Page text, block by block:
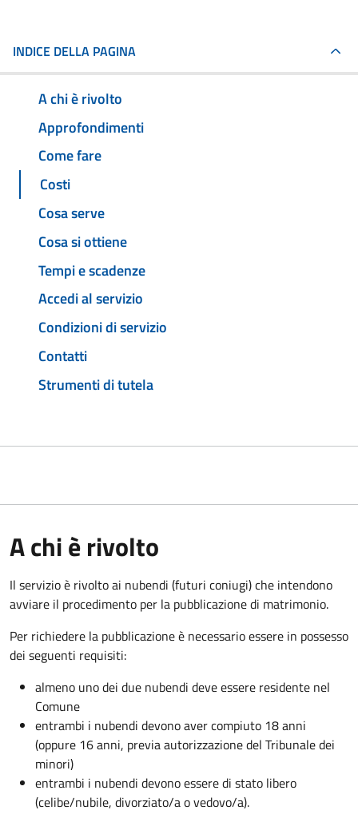
INDICE DELLA PAGINA
A chi è rivolto
Approfondimenti
Come fare
Costi
Cosa serve
Cosa si ottiene
Tempi e scadenze
Accedi al servizio
Condizioni di servizio
Contatti
Strumenti di tutela
A chi è rivolto
Il servizio è rivolto ai nubendi (futuri coniugi) che intendono
avviare il procedimento per la pubblicazione di matrimonio.
Per richiedere la pubblicazione è necessario essere in possesso
dei seguenti requisiti:
almeno uno dei due nubendi deve essere residente nel
Comune
entrambi i nubendi devono aver compiuto 18 anni
(oppure 16 anni, previa autorizzazione del Tribunale dei
minori)
entrambi i nubendi devono essere di stato libero
(celibe/nubile, divorziato/a o vedovo/a).